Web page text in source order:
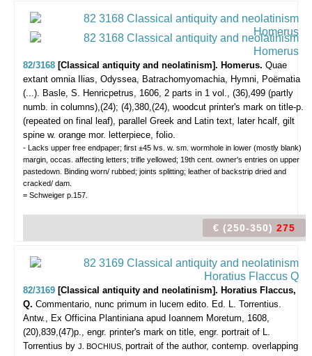
82/3168 [Classical antiquity and neolatinism]. Homerus. Quae
extant omnia Ilias, Odyssea, Batrachomyomachia, Hymni, Poëmatia
(...). Basle, S. Henricpetrus, 1606, 2 parts in 1 vol., (36),499 (partly
numb. in columns),(24); (4),380,(24), woodcut printer's mark on title-p.
(repeated on final leaf), parallel Greek and Latin text, later hcalf, gilt
spine w. orange mor. letterpiece, folio.
- Lacks upper free endpaper; first ±45 lvs. w. sm. wormhole in lower (mostly blank)
margin, occas. affecting letters; trifle yellowed; 19th cent. owner's entries on upper
pastedown. Binding worn/ rubbed; joints splitting; leather of backstrip dried and
cracked/ dam.
= Schweiger p.157.
€ (250-350) 275
82/3169 [Classical antiquity and neolatinism]. Horatius Flaccus,
Q. Commentario, nunc primum in lucem edito. Ed. L. Torrentius.
Antw., Ex Officina Plantiniana apud Ioannem Moretum, 1608,
(20),839,(47)p., engr. printer's mark on title, engr. portrait of L.
Torrentius by J. BOCHIUS, portrait of the author, contemp. overlapping